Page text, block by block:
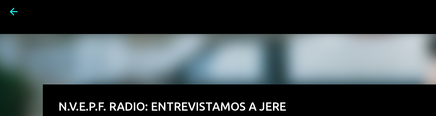
N.V.E.P.F. RADIO: ENTREVISTAMOS A JERE